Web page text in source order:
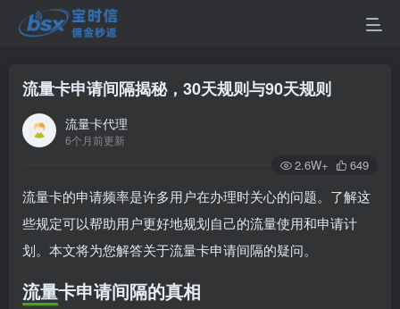
流量卡申请间隔揭秘，30天规则与90天规则
流量卡代理
6个月前更新
2.6W+ 649
流量卡的申请频率是许多用户在办理时关心的问题。了解这
些规定可以帮助用户更好地规划自己的流量使用和申请计
划。本文将为您解答关于流量卡申请间隔的疑问。
流量卡申请间隔的真相